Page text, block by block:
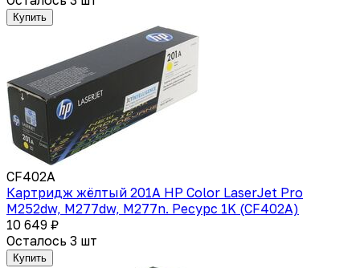
Купить
CF402A
Картридж жёлтый 201A HP Color LaserJet Pro
M252dw, M277dw, M277n. Ресурс 1K (CF402A)
10 649 ₽
Осталось 3 шт
Купить